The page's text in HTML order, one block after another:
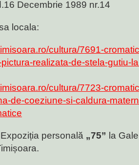
Decembrie 1989 nr.14
locala:
cultura/7691-
realizata-de-stela-gutiu-
cultura/7723-
de-coeziune-si-caldura-
personală „75” la